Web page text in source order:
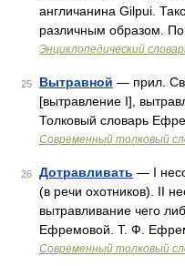
англичанина Gilpui.
различным образом.
Энциклопедический
25 Вытравной — прил.
[вытравление I],
Толковый словарь
Современный толковый
26 Дотравливать — I
(в речи охотников). II
вытравливание чего
Ефремовой. Т. Ф.
Современный толковый